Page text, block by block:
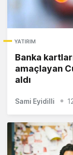
YATIRIM
Banka
amaçlayan
aldı
Sami Eyidilli